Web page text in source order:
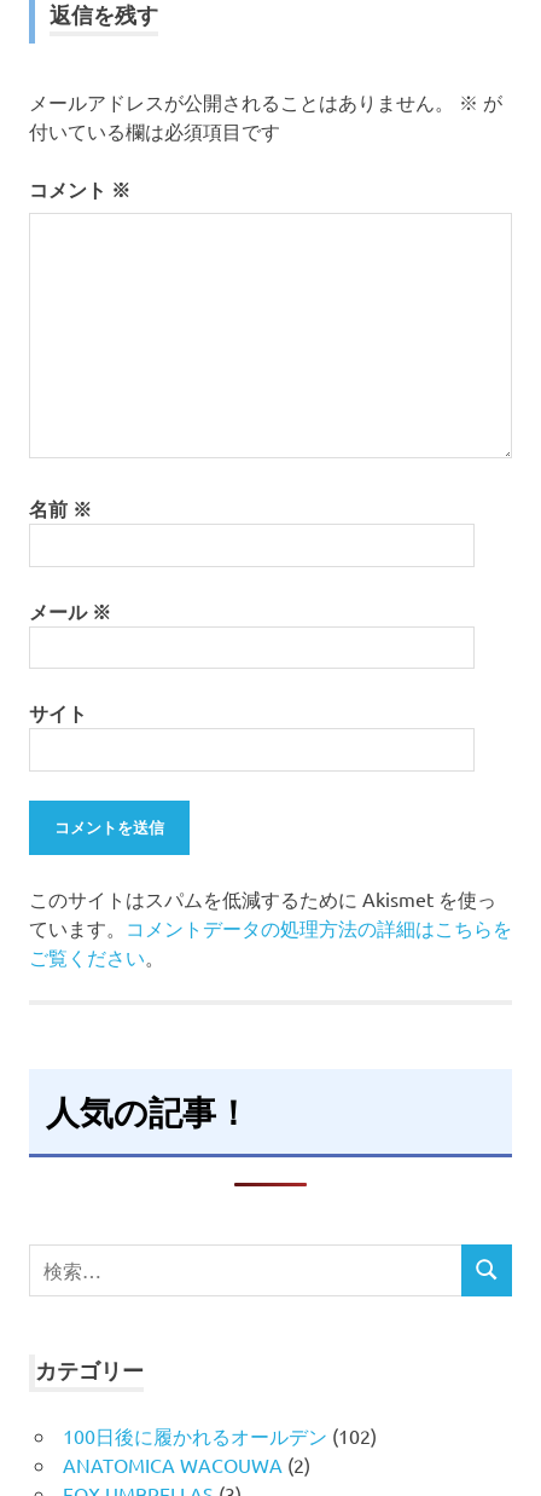
ゲ
シ
ョ
ン
返信を残す
メールアドレスが公開されることはありません。 ※ が
付いている欄は必須項目です
コメント ※
名前 ※
メール ※
サイト
このサイトはスパムを低減するために Akismet を使っ
ています。 コメントデータの処理方法の詳細はこちらを
ご覧ください
人気の記事！
検
索
検
カテゴリー
100日後に履かれるオールデン (102)
ANATOMICA WACOUWA (2)